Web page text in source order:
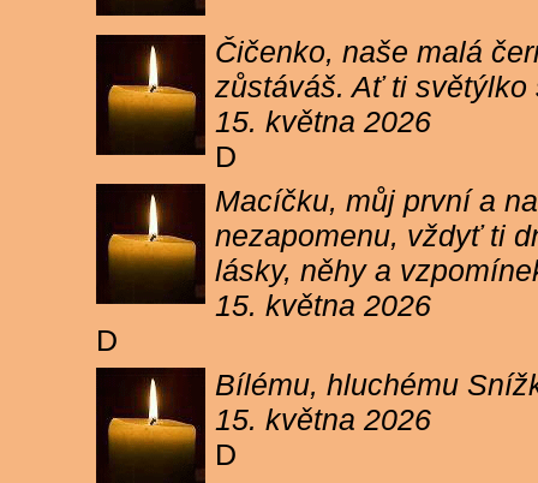
Čičenko, naše malá
zůstáváš. Ať ti
15. května 2026
D
Macíčku, můj první a
nezapomenu, vždyť ti
lásky, něhy a
15. května 2026
D
Bílému, hluchému
15. května 2026
D